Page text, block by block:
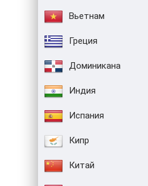
Вьетнам
Греция
Доминикана
Индия
Испания
Кипр
Китай